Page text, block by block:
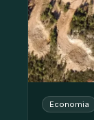
Economia